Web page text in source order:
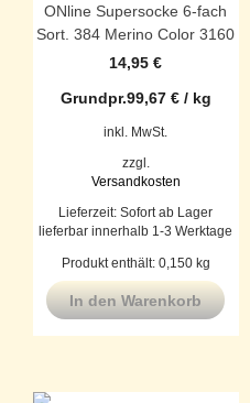
ONline Supersocke 6-fach
Sort. 384 Merino Color 3160
14,95€
Grundpr.99,67 €/ kg
inkl. MwSt.
zzgl.
Versandkosten
Lieferzeit:Sofort ab Lager
lieferbar innerhalb 1-3 Werktage
Produkt enthält: 0,150 kg
In den Warenkorb